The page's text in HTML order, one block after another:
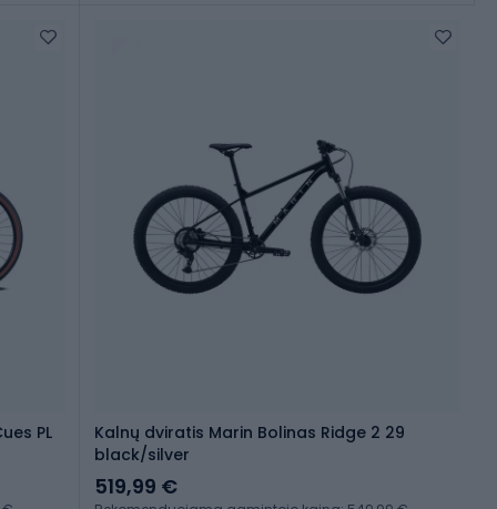
PL
Kalnų dviratis Marin Bolinas Ridge 2 29
black/silver
519,99 €